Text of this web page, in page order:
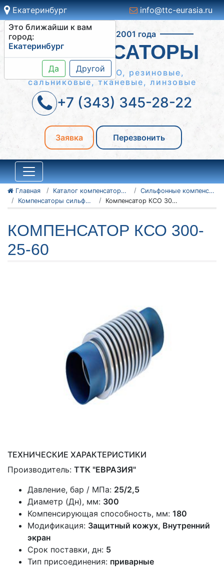
Екатеринбург
Это ближайши к вам
город:
Екатеринбург
Да Другой
info@ttc-eurasia.ru
Работаем с 2001 года
КОМПЕНСАТОРЫ
Сильфонные КСО, резиновые,
сальниковые, тканевые, линзовые
+7 (343) 345-28-22
Заявка Перезвонить
Главная Каталог компенсаторов
Сильфонные компенсаторы
Компенсаторы сильфонные осевые КСО
Компенсатор КСО 300-25-60
КОМПЕНСАТОР КСО 300-
25-60
ТЕХНИЧЕСКИЕ ХАРАКТЕРИСТИКИ
Производитель: ТТК "ЕВРАЗИЯ"
Давление, бар / МПа: 25/2,5
Диаметр (Дн), мм: 300
Компенсирующая способность, мм: 180
Модификация: Защитный кожух, Внутренний
экран
Срок поставки, дн: 5
Тип присоединения: приварные